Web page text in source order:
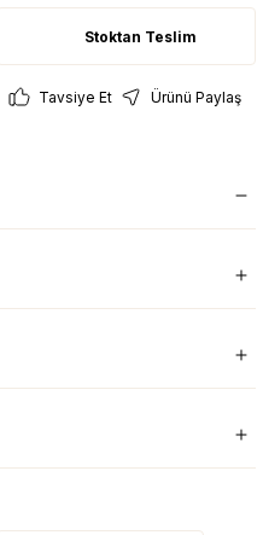
Stoktan Teslim
Tavsiye Et
Ürünü Paylaş